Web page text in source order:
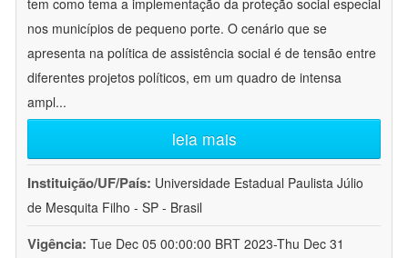
tem como tema a implementação da proteção social especial
nos municípios de pequeno porte. O cenário que se
apresenta na política de assistência social é de tensão entre
diferentes projetos políticos, em um quadro de intensa
ampl...
leia mais
Instituição/UF/País: Universidade Estadual Paulista Júlio
de Mesquita Filho - SP - Brasil
Vigência: Tue Dec 05 00:00:00 BRT 2023-Thu Dec 31